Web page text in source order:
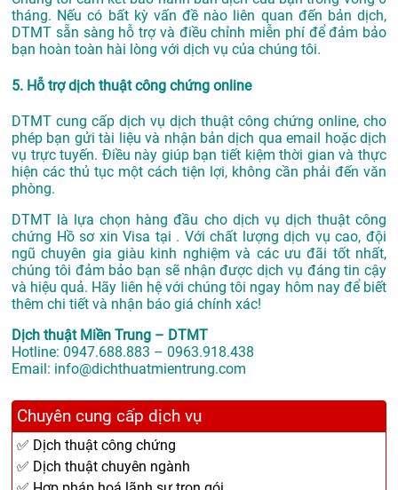
tháng. Nếu có bất kỳ vấn đề nào liên quan đến bản dịch,
DTMT sẵn sàng hỗ trợ và điều chỉnh miễn phí để đảm bảo
bạn hoàn toàn hài lòng với dịch vụ của chúng tôi.
5. Hỗ trợ dịch thuật công chứng online
DTMT cung cấp dịch vụ dịch thuật công chứng online, cho
phép bạn gửi tài liệu và nhận bản dịch qua email hoặc dịch
vụ trực tuyến. Điều này giúp bạn tiết kiệm thời gian và thực
hiện các thủ tục một cách tiện lợi, không cần phải đến văn
phòng.
DTMT là lựa chọn hàng đầu cho dịch vụ dịch thuật công
chứng Hồ sơ xin Visa tại . Với chất lượng dịch vụ cao, đội
ngũ chuyên gia giàu kinh nghiệm và các ưu đãi tốt nhất,
chúng tôi đảm bảo bạn sẽ nhận được dịch vụ đáng tin cậy
và hiệu quả. Hãy liên hệ với chúng tôi ngay hôm nay để biết
thêm chi tiết và nhận báo giá chính xác!
Dịch thuật Miền Trung – DTMT
Hotline: 0947.688.883 – 0963.918.438
Email: info@dichthuatmientrung.com
Chuyên cung cấp dịch vụ
✅ Dịch thuật công chứng
✅ Dịch thuật chuyên ngành